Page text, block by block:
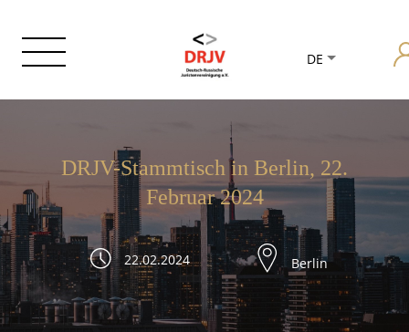
DE
DRJV-Stammtisch in Berlin, 22.
Februar 2024
22.02.2024 Berlin